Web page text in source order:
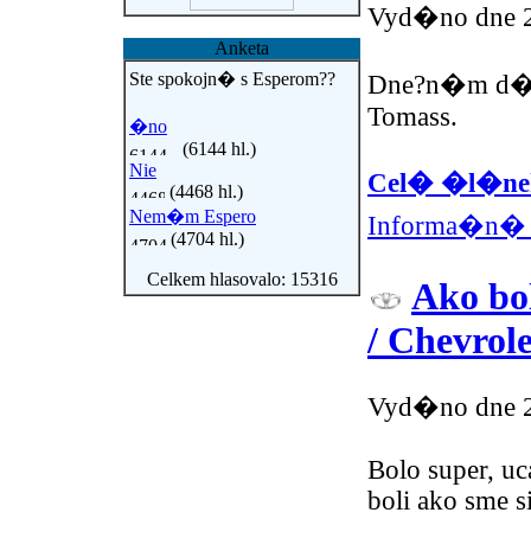
Anketa
Ste spokojn� s Esperom??
�no
(6144 hl.)
Nie
(4468 hl.)
Nem�m Espero
(4704 hl.)
Celkem hlasovalo: 15316
Vyd�no dne
Dne?n�m
Tomass.
Cel�
Informa�n�
Ako
/
Vyd�no dne
Bolo super,
boli ako sme